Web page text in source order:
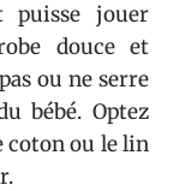
puisse jouer
douce et
ou ne serre
bébé. Optez
coton ou le lin